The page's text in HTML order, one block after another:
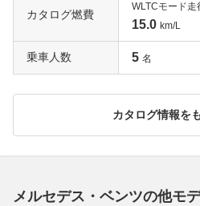
カタログ燃費
WLTCモード走
15.0 km/L
乗車人数 5 名
カタログ情報を
メルセデス・ベンツの他モ